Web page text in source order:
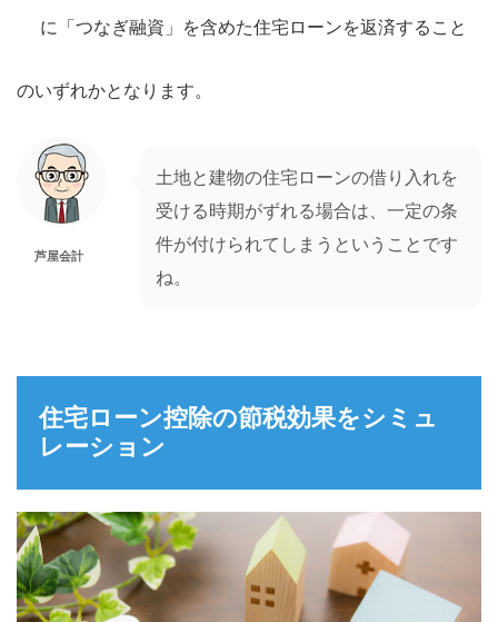
に「つなぎ融資」を含めた住宅ローンを返済すること
のいずれかとなります。
芦屋会計
土地と建物の住宅ローンの借り入れを
受ける時期がずれる場合は、一定の条
件が付けられてしまうということです
ね。
住宅ローン控除の節税効果をシミュ
レーション